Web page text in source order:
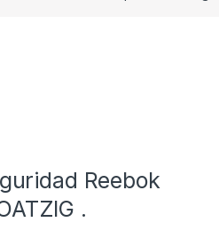
Reebok
.